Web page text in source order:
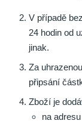
V případě
24 hodin od
jinak.
Za
připsání
Zboží je
na